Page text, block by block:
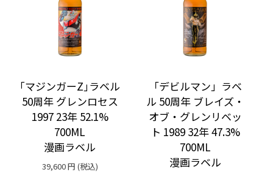
｢マジンガーZ｣ラベル
50周年 グレンロセス
1997 23年 52.1%
700ML
漫画ラベル
39,600円 (税込)
「デビルマン」ラベ
ル 50周年 ブレイズ・
オブ・グレンリベッ
ト 1989 32年 47.3%
700ML
漫画ラベル